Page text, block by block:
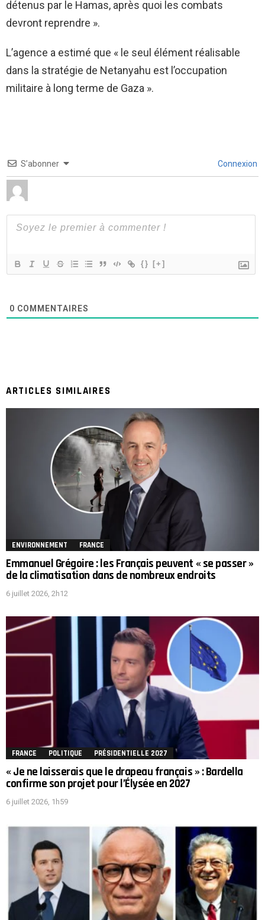
détenus par le Hamas, après quoi les combats
devront reprendre ».
L’agence a estimé que « le seul élément réalisable
dans la stratégie de Netanyahu est l’occupation
militaire à long terme de Gaza ».
S’abonner Connexion
{} [+]
0 COMMENTAIRES
ARTICLES SIMILAIRES
ENVIRONNEMENT FRANCE
Emmanuel Grégoire : les Français peuvent « se passer »
de la climatisation dans de nombreux endroits
6 juillet 2026, 2h12
FRANCE POLITIQUE PRÉSIDENTIELLE 2027
« Je ne laisserais que le drapeau français » : Bardella
confirme son projet pour l’Élysée en 2027
6 juillet 2026, 1h59